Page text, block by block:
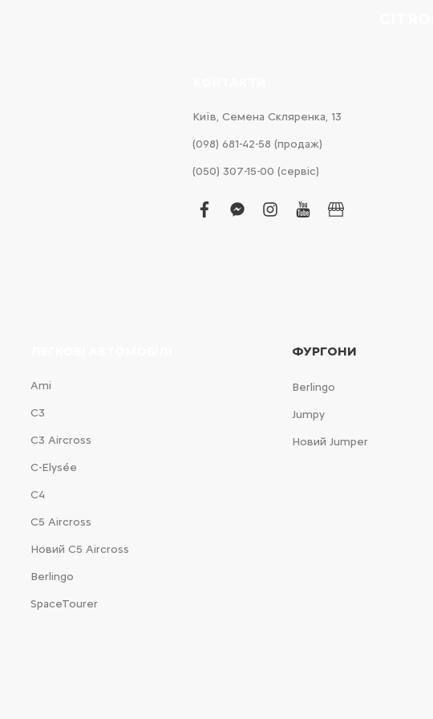
Київ, Cемена Скляренка, 13
(098) 681-42-58‬ (продаж)
(050) 307-15-00 (сервіс)
facebook
facebook-
instagram
youtubebusiness
Ami
С3
С3 Aircross
C-Elysée
С4
С5 Aircross
Новий С5 Aircross
Berlingo
SpaceTourer
ФУРГОНИ
Berlingo
Jumpy
Новий Jumper